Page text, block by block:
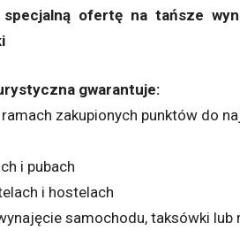
specjalną ofertę na tańsze
gwarantuje:
zakupionych punktów do
i pubach
i hostelach
samochodu, taksówki lub